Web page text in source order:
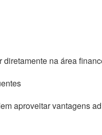
na área
aproveitar vantagens